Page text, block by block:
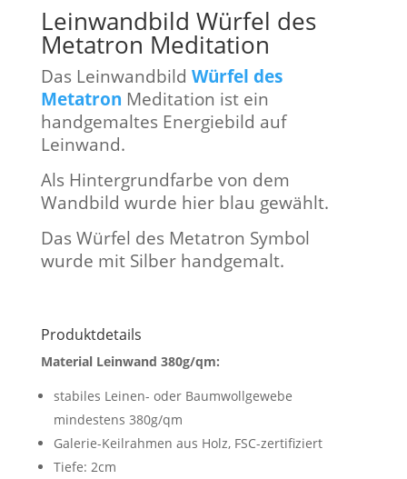
Leinwandbild Würfel des
Metatron Meditation
Das Leinwandbild Würfel des
Metatron Meditation ist ein
handgemaltes Energiebild auf
Leinwand.
Als Hintergrundfarbe von dem
Wandbild wurde hier blau gewählt.
Das Würfel des Metatron Symbol
wurde mit Silber handgemalt.
Produktdetails
Material Leinwand 380g/qm:
stabiles Leinen- oder Baumwollgewebe
mindestens 380g/qm
Galerie-Keilrahmen aus Holz, FSC-zertifiziert
Tiefe: 2cm